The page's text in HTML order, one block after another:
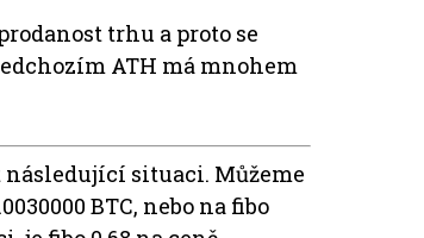
trhu a proto se
ATH má mnohem
následující situaci. Můžeme
BTC, nebo na fibo